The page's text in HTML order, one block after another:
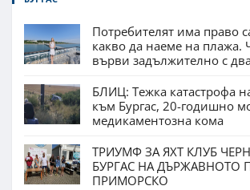
Потребителят има право
какво да наеме на плажа.
върви задължително с
БЛИЦ: Тежка катастрофа
към Бургас, 20-годишно
медикаментозна кома
ТРИУМФ ЗА ЯХТ КЛУБ
БУРГАС НА ДЪРЖАВНОТО
ПРИМОРСКО